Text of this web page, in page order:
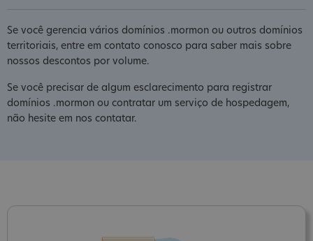
Se você gerencia vários domínios .mormon ou outros domínios
territoriais, entre em contato conosco para saber mais sobre
nossos descontos por volume.
Se você precisar de algum esclarecimento para registrar
domínios .mormon ou contratar um serviço de hospedagem,
não hesite em nos contatar.